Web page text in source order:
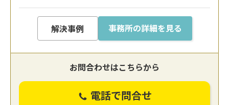
解決事例 事務所の詳細を見る
お問合わせはこちらから
電話で問合せ